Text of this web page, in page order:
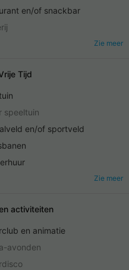
en/of snackbar
Zie meer
Tijd
speeltuin
en/of sportveld
Zie meer
activiteiten
en animatie
avonden